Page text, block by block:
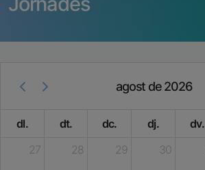
agost de 2026
dl. dt. dc. dj. dv.
27
28 29 30